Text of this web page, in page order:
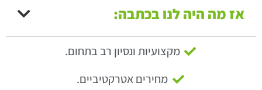
אז מה היה לנו בכתבה:
מקצועיות ונסיון רב בתחום.
מחירים אטרקטיביים.